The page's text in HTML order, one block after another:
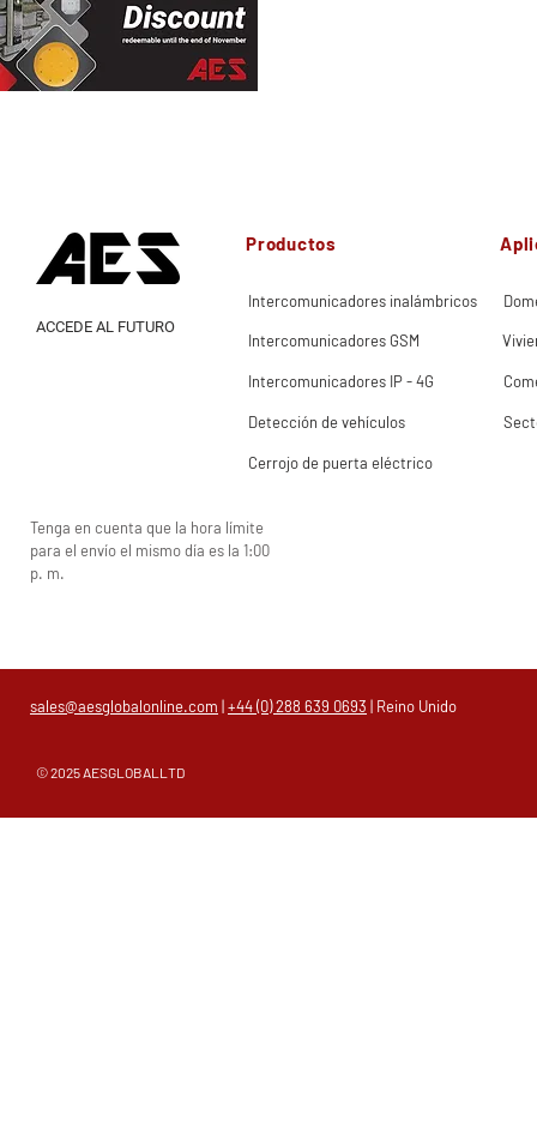
Productos
Intercomunicadores inalámbricos
ACCEDE AL FUTURO
Intercomunicadores GSM
Intercomunicadores IP - 4G
Detección de vehículos
Cerrojo de puerta eléctrico
Tenga en cuenta que la hora límite
para el envío el mismo día es la 1:00
p. m.
sales@aesglobalonline.com |+44 (0) 288 639 0693 | Reino Unido
© 2025 AESGLOBALLTD